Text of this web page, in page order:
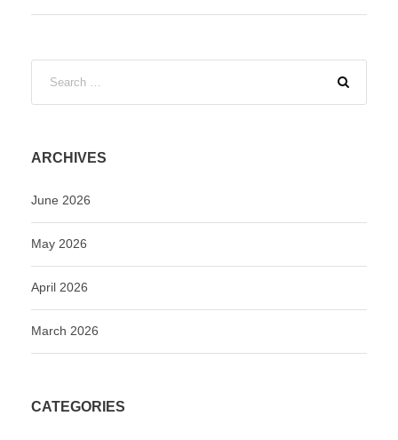
ARCHIVES
June 2026
May 2026
April 2026
March 2026
CATEGORIES